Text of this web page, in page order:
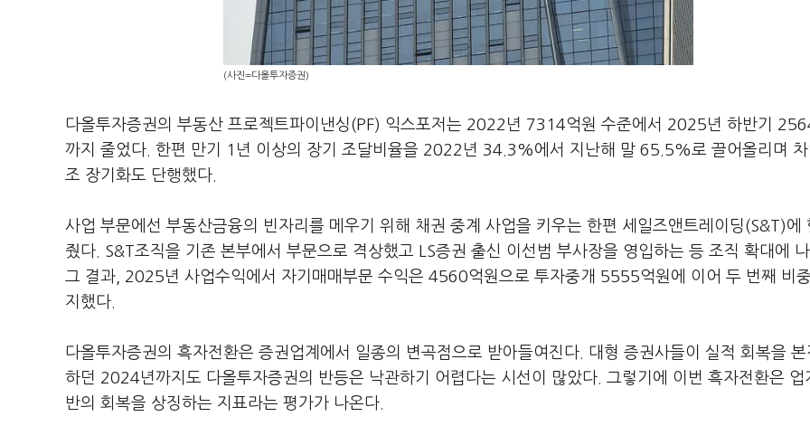
(사진=다올투자증권)
다올투자증권의 부동산 프로젝트파이낸싱(PF) 익스포저는 2022년 7314억원 수준에서 2025년 하반기
까지 줄었다. 한편 만기 1년 이상의 장기 조달비율을 2022년 34.3%에서 지난해 말 65.5%로 끌어올리며
조 장기화도 단행했다.
사업 부문에선 부동산금융의 빈자리를 메우기 위해 채권 중계 사업을 키우는 한편 세일즈앤트레이딩(S&T)에
줬다. S&T조직을 기존 본부에서 부문으로 격상했고 LS증권 출신 이선범 부사장을 영입하는 등 조직 확대에
그 결과, 2025년 사업수익에서 자기매매부문 수익은 4560억원으로 투자중개 5555억원에 이어 두 번째 비
지했다.
다올투자증권의 흑자전환은 증권업계에서 일종의 변곡점으로 받아들여진다. 대형 증권사들이 실적 회복을 본
하던 2024년까지도 다올투자증권의 반등은 낙관하기 어렵다는 시선이 많았다. 그렇기에 이번 흑자전환은 업
반의 회복을 상징하는 지표라는 평가가 나온다.